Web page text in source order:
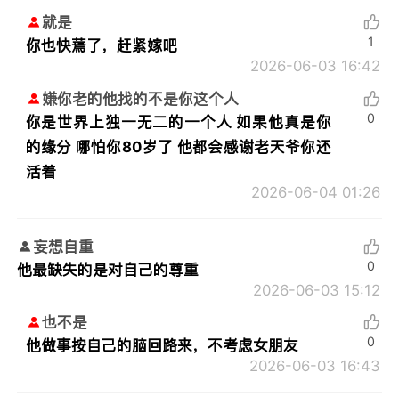
就是
你也快蔫了，赶紧嫁吧
2026-06-03 16:42
1
嫌你老的他找的不是你这个人
你是世界上独一无二的一个人 如果他真是你
的缘分 哪怕你80岁了 他都会感谢老天爷你还
活着
2026-06-04 01:26
0
妄想自重
他最缺失的是对自己的尊重
2026-06-03 15:12
0
也不是
他做事按自己的脑回路来，不考虑女朋友
2026-06-03 16:43
0